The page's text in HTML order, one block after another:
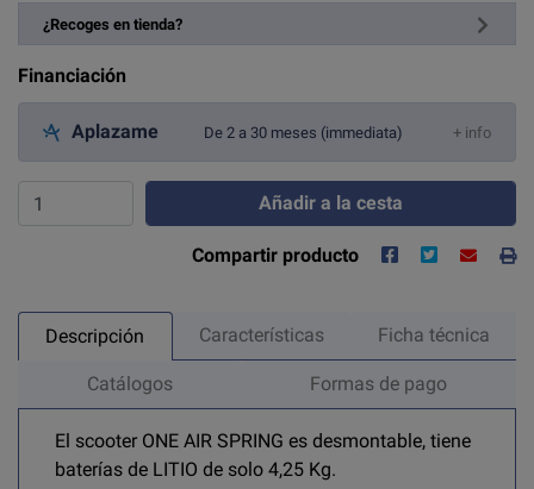
¿Recoges en tienda?
Financiación
Aplazame De 2 a 30 meses (immediata) + info
Añadir a la cesta
Compartir producto
Descripción Características Ficha técnica
Catálogos Formas de pago
El scooter ONE AIR SPRING es desmontable, tiene
baterías de LITIO de solo 4,25 Kg.